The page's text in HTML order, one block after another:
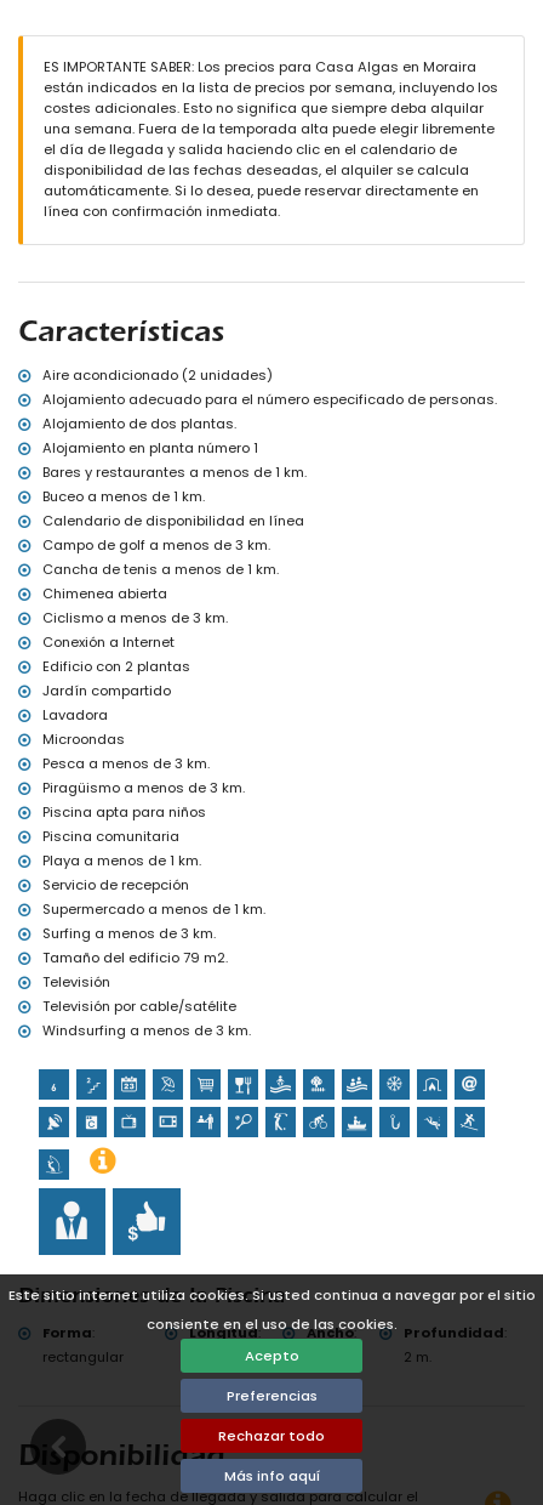
Este sitio internet utiliza cookies. Si usted continua a navegar por el sitio
consiente en el uso de las cookies.
Acepto
Preferencias
Rechazar todo
Más info aquí
kilómetros)
transporte público cercano: autobús a menos de 2 kilómetros
no se permiten mascotas
Servicios e instalaciones incluidos en el precio de alquiler de la
casa
servicio de recepción
con aire acondicionado
Entretenimiento y actividades de ocio para sus vacaciones en
Moraira, Costa Blanca
bar (a menos de 500 metros de la casa)
discoteca y paseo marítimo (a menos de 1000 metros de la
casa)
club nocturno (a menos de 5 kilómetros de la casa)
Deportes
tenis y buceo (a menos de 1000 metros de la casa)
golf, ciclismo, piragüismo, pesca, surf y windsurf (a menos de 5
kilómetros de la casa)
ES IMPORTANTE SABER: Los precios para Casa Algas en Moraira
están indicados en la lista de precios por semana, incluyendo los
costes adicionales. Esto no significa que siempre deba alquilar
una semana. Fuera de la temporada alta puede elegir libremente
el día de llegada y salida haciendo clic en el calendario de
disponibilidad de las fechas deseadas, el alquiler se calcula
automáticamente. Si lo desea, puede reservar directamente en
línea con confirmación inmediata.
Características
Aire acondicionado (2 unidades)
Alojamiento adecuado para el número especificado de personas.
Alojamiento de dos plantas.
Alojamiento en planta número 1
Bares y restaurantes a menos de 1 km.
Buceo a menos de 1 km.
Calendario de disponibilidad en línea
Campo de golf a menos de 3 km.
Cancha de tenis a menos de 1 km.
Chimenea abierta
Ciclismo a menos de 3 km.
Conexión a Internet
Edificio con 2 plantas
Jardín compartido
Lavadora
Microondas
Pesca a menos de 3 km.
Piragüismo a menos de 3 km.
Piscina apta para niños
Piscina comunitaria
Playa a menos de 1 km.
Servicio de recepción
Supermercado a menos de 1 km.
Surfing a menos de 3 km.
Tamaño del edificio 79 m2.
Televisión
Televisión por cable/satélite
Windsurfing a menos de 3 km.
Dimensiones de la Piscina
Forma:
rectangular
Longitud:
Ancho:
Profundidad:
2 m.
Disponibilidad
Haga clic en la fecha de llegada y salida para calcular el